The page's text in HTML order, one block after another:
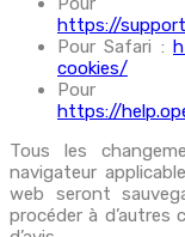
https://
Pour Safari :
cookies/
https://
Tous les
navigateur
web seront
procéder à d’autres